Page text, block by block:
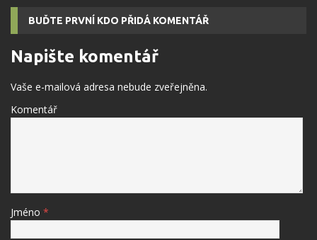
BUĎTE PRVNÍ KDO PŘIDÁ KOMENTÁŘ
Napište komentář
Vaše e-mailová adresa nebude zveřejněna.
Komentář
Jméno *